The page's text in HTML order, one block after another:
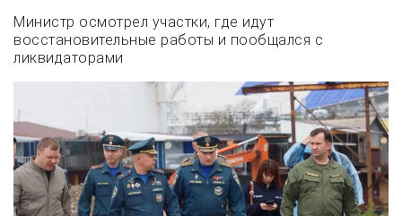
Министр осмотрел участки, где идут
восстановительные работы и пообщался с
ликвидаторами